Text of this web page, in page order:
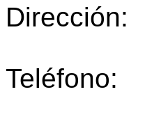
Dirección:
C.P.
Teléfono: